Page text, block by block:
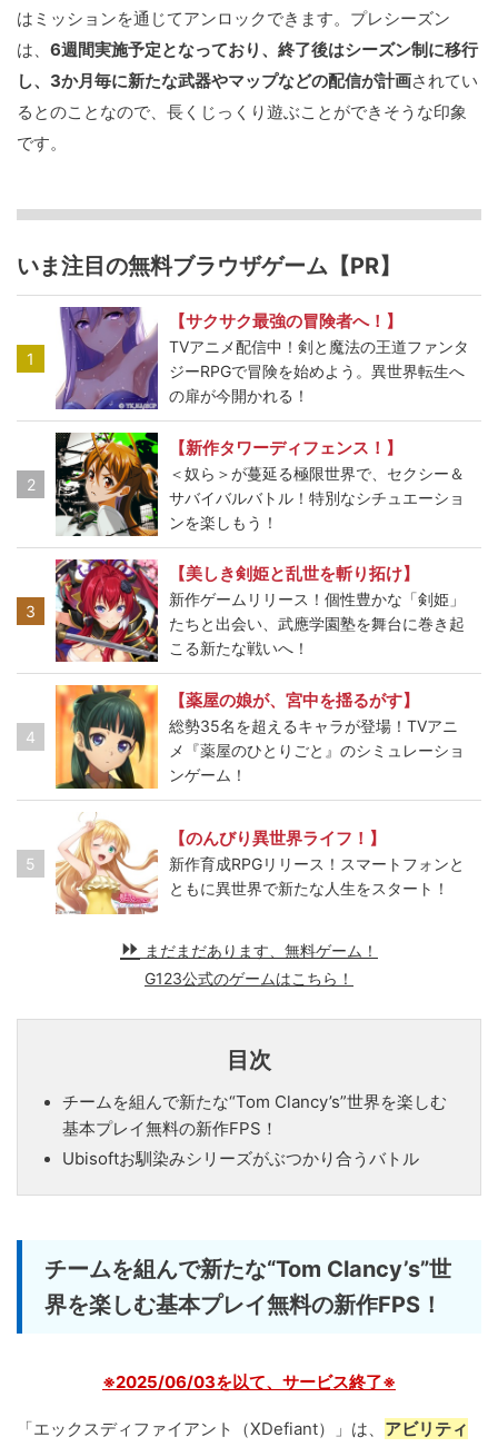
はミッションを通じてアンロックできます。プレシーズン
は、 6週間実施予定となっており、終了後はシーズン制に移行
し、3か月毎に新たな武器やマップなどの配信が計画されてい
るとのことなので、長くじっくり遊ぶことができそうな印象
です。
いま注目の無料ブラウザゲーム【PR】
1
【サクサク最強の冒険者へ！】
TVアニメ配信中！剣と魔法の王道ファンタ
ジーRPGで冒険を始めよう。異世界転生へ
の扉が今開かれる！
2
【新作タワーディフェンス！】
＜奴ら＞が蔓延る極限世界で、セクシー＆
サバイバルバトル！特別なシチュエーショ
ンを楽しもう！
3
【美しき剣姫と乱世を斬り拓け】
新作ゲームリリース！個性豊かな「剣姫」
たちと出会い、武應学園塾を舞台に巻き起
こる新たな戦いへ！
4
【薬屋の娘が、宮中を揺るがす】
総勢35名を超えるキャラが登場！TVアニ
メ『薬屋のひとりごと』のシミュレーショ
ンゲーム！
5
【のんびり異世界ライフ！】
新作育成RPGリリース！スマートフォンと
ともに異世界で新たな人生をスタート！
まだまだあります、無料ゲーム！
G123公式のゲームはこちら！
目次
チームを組んで新たな“Tom Clancy’s”世界を楽しむ
基本プレイ無料の新作FPS！
Ubisoftお馴染みシリーズがぶつかり合うバトル
チームを組んで新たな“Tom Clancy’s”世
界を楽しむ基本プレイ無料の新作FPS！
※2025/06/03を以て、サービス終了※
「エックスディファイアント（XDefiant）」は、 アビリティ